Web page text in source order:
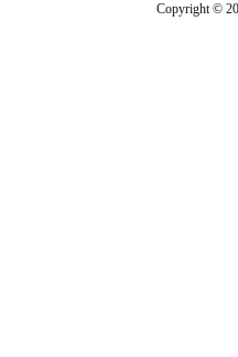
Copyright ©